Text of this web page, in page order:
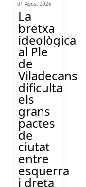
01 Agost 2026
La
bretxa
ideològica
al Ple
de
Viladecans
dificulta
els
grans
pactes
de
ciutat
entre
esquerra
i dreta